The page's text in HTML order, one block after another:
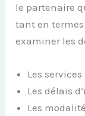
le partenaire
tant en termes
examiner les
Les
Les délais
Les